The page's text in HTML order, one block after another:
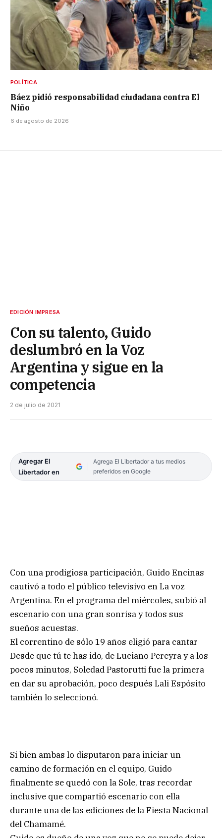
POLÍTICA
Báez pidió responsabilidad ciudadana contra El
Niño
6 de agosto de 2026
EDICIÓN IMPRESA
Con su talento, Guido
deslumbró en la Voz
Argentina y sigue en la
competencia
2 de julio de 2021
Agregar El
Libertador en
Agrega El Libertador a tus medios
preferidos en Google
Con una prodigiosa participación, Guido Encinas
cautivó a todo el público televisivo en La voz
Argentina. En el programa del miércoles, subió al
escenario con una gran sonrisa y todos sus
sueños acuestas.
El correntino de sólo 19 años eligió para cantar
Desde que tú te has ido, de Luciano Pereyra y a los
pocos minutos, Soledad Pastorutti fue la primera
en dar su aprobación, poco después Lali Espósito
también lo seleccionó.
Si bien ambas lo disputaron para iniciar un
camino de formación en el equipo, Guido
finalmente se quedó con la Sole, tras recordar
inclusive que compartió escenario con ella
durante una de las ediciones de la Fiesta Nacional
del Chamamé.